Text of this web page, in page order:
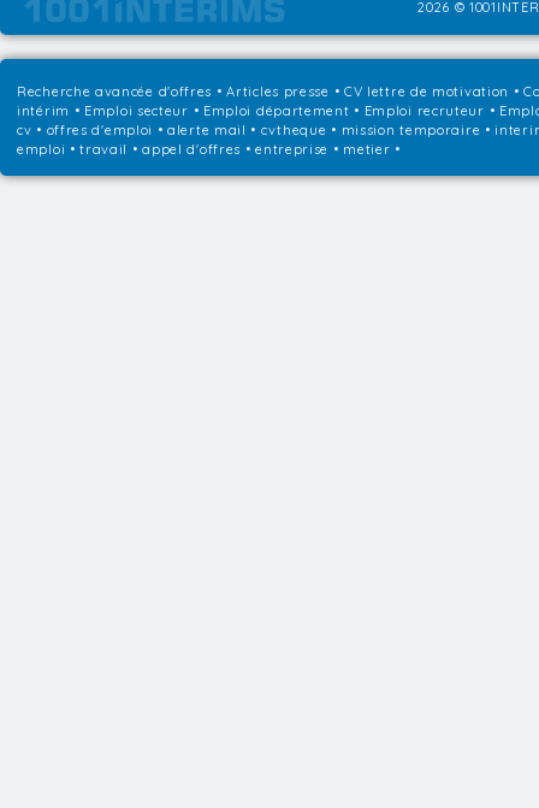
2026 ©
Recherche avancée d'offres •Articles presse • CV lettre de motivation •
intérim • Emploi secteur • Emploi département • Emploi recruteur •
cv • offres d'emploi • alerte mail • cvtheque • mission temporaire •
emploi • travail • appel d'offres • entreprise • metier •